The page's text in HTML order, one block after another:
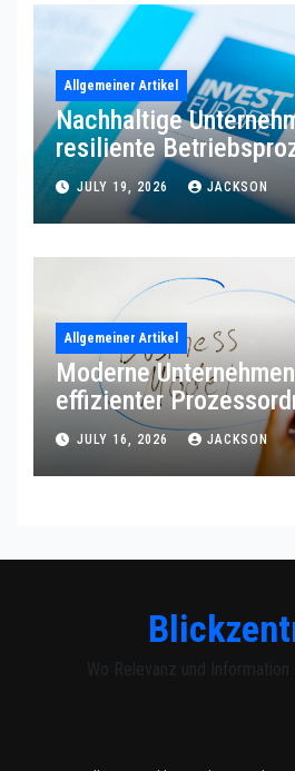
Allgemeiner Artikel
Nachhaltige
resiliente
JULY 19, 2026 JACKSON
Allgemeiner Artikel
Moderne
effizienter
JULY 16, 2026 JACKSON
Wo Relevanz und